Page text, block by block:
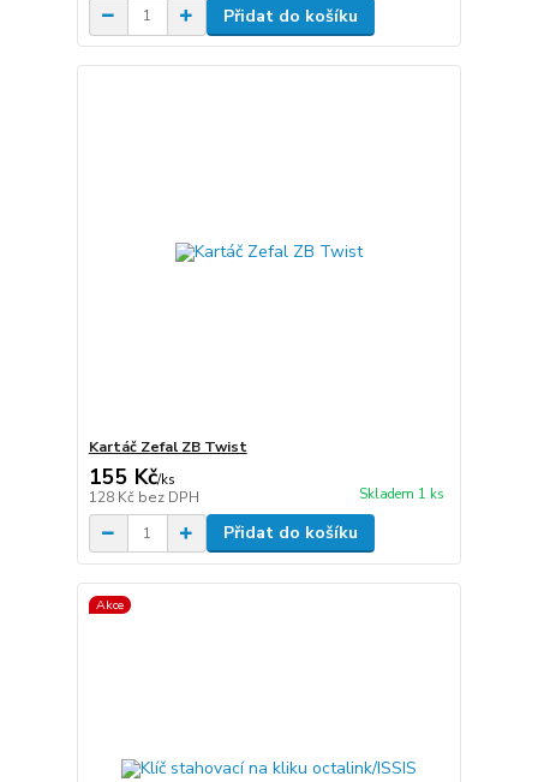
Přidat do košíku
Kartáč Zefal ZB Twist
155 Kč/ks
128 Kč bez DPH Skladem 1 ks
Přidat do košíku
Akce